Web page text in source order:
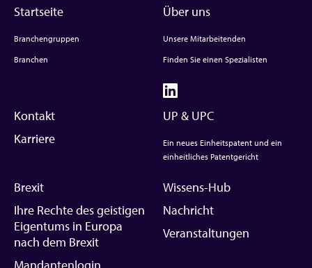
Startseite
Branchengruppen
Branchen
Über uns
Unsere Mitarbeitenden
Finden Sie einen Spezialisten
Kontakt
Karriere
UP & UPC
Ein neues Einheitspatent und ein
einheitliches Patentgericht
Brexit
Ihre Rechte des geistigen
Eigentums in Europa
nach dem Brexit
Mandantenlogin
Wissens-Hub
Nachricht
Veranstaltungen